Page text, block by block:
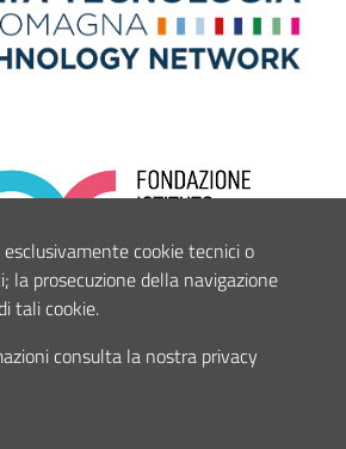
cookie tecnici o
la prosecuzione della navigazione
tali cookie.
consulta la nostra privacy